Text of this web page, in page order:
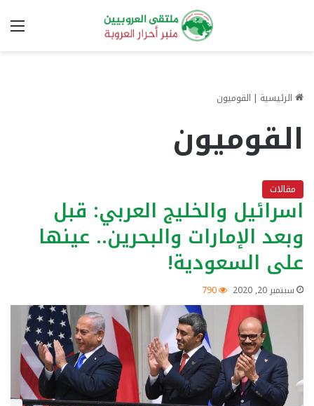
الرئيسية | القوميون
القوميون
مقالات
اسرائيل والخليج العربي: قبل
وبعد الإمارات والبحرين.. عينها
على السعودية!
سبتمبر 20, 2020 790